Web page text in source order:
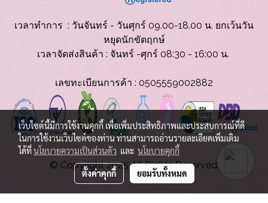
เวลาทำการ : วันจันทร์ - วันศุกร์ 09.00-18.00 น. ยกเว้นวัน
หยุดนักขัตฤกษ์
เวลาจัดส่งสินค้า : จันทร์ -ศุกร์ 08:30 - 16:00 น.
เลขทะเบียนการค้า : 0505559002882
© Copyright 2025 All Rights Reserved.
เว็บไซต์นี้มีการใช้งานคุกกี้ เพื่อเพิ่มประสิทธิภาพและประสบการณ์ที่ดี
ในการใช้งานเว็บไซต์ของท่าน ท่านสามารถอ่านรายละเอียดเพิ่มเติม
ได้ที่นโยบายความเป็นส่วนตัว และ นโยบายคุกกี้
ตั้งค่าคุกกี้ ยอมรับทั้งหมด